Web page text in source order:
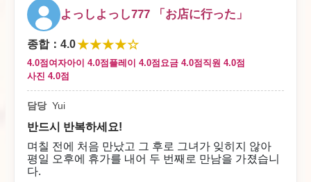
​마지막까지, 1초라도 더 저와의 교감을 소중히 하려
는 그 진심 어린 헌신적인 모습. 그 순간의 유이 씨의
진심과 터져 나오는 최고의 미소에 지금도 가슴이 조
여질 정도로 행복감으로 가득합니다.
​유이 씨, 저를 이런 기분으로 만들어 주셔서 감사합니
다.
조만간 꼭 다시 방문하겠습니다. 오늘 정말 감사했습
니다.
매장 답변
よっしよっし777 님
よっしよっし777 「お店に行った」
종합： 4.0★★★★☆
4.0점 여자아이 4.0점 플레이 4.0점 요금 4.0점 직원 4.0점
사진 4.0점
담당 Yui
반드시 반복하세요!
며칠 전에 처음 만났고 그 후로 그녀가 잊히지 않아
평일 오후에 휴가를 내어 두 번째로 만남을 가졌습니
다.